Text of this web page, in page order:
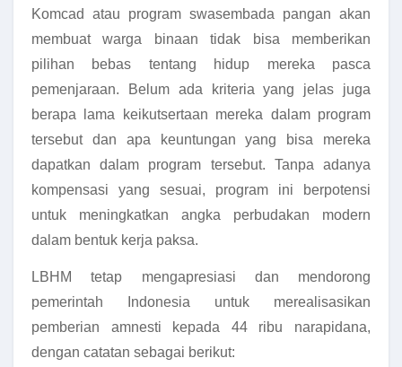
Komcad atau program swasembada pangan akan
membuat warga binaan tidak bisa memberikan
pilihan bebas tentang hidup mereka pasca
pemenjaraan. Belum ada kriteria yang jelas juga
berapa lama keikutsertaan mereka dalam program
tersebut dan apa keuntungan yang bisa mereka
dapatkan dalam program tersebut. Tanpa adanya
kompensasi yang sesuai, program ini berpotensi
untuk meningkatkan angka perbudakan modern
dalam bentuk kerja paksa.
LBHM tetap mengapresiasi dan mendorong
pemerintah Indonesia untuk merealisasikan
pemberian amnesti kepada 44 ribu narapidana,
dengan catatan sebagai berikut: